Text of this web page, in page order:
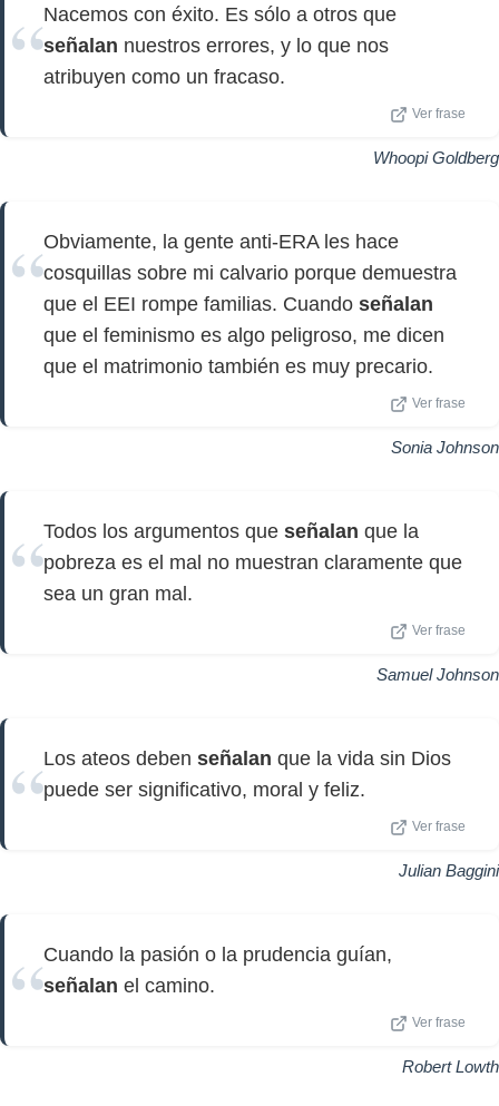
Nacemos con éxito. Es sólo a otros que
señalan nuestros errores, y lo que nos
atribuyen como un fracaso.
Ver frase
Whoopi Goldberg
Obviamente, la gente anti-ERA les hace
cosquillas sobre mi calvario porque demuestra
que el EEI rompe familias. Cuando señalan
que el feminismo es algo peligroso, me dicen
que el matrimonio también es muy precario.
Ver frase
Sonia Johnson
Todos los argumentos que señalan que la
pobreza es el mal no muestran claramente que
sea un gran mal.
Ver frase
Samuel Johnson
Los ateos deben señalan que la vida sin Dios
puede ser significativo, moral y feliz.
Ver frase
Julian Baggini
Cuando la pasión o la prudencia guían,
señalan el camino.
Ver frase
Robert Lowth